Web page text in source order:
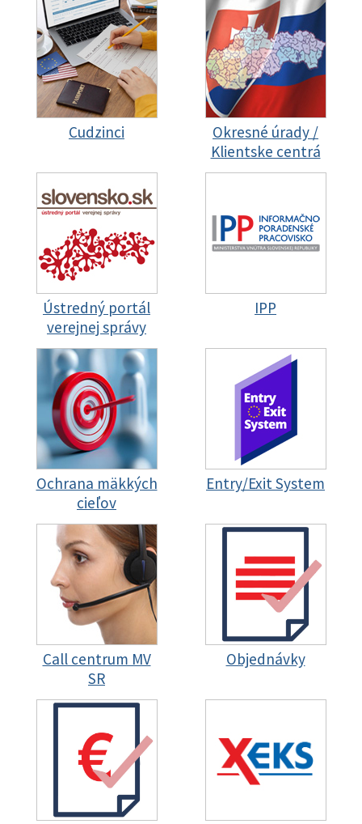
Cudzinci
Okresné úrady /
Klientske centrá
Ústredný portál
verejnej správy
IPP
Ochrana mäkkých
cieľov
Entry/Exit System
Call centrum MV
SR
Objednávky